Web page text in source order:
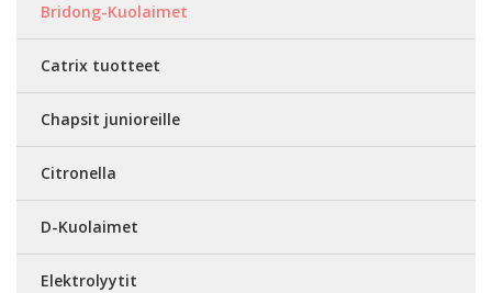
Bridong-Kuolaimet
Catrix tuotteet
Chapsit junioreille
Citronella
D-Kuolaimet
Elektrolyytit